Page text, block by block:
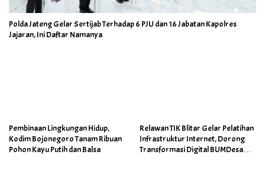
Polda Jateng Gelar Sertijab Terhadap 6 PJU dan 16 Jabatan Kapolres
Jajaran, Ini Daftar Namanya
Pembinaan Lingkungan Hidup,
Kodim Bojonegoro Tanam Ribuan
Pohon Kayu Putih dan Balsa
Relawan TIK Blitar Gelar Pelatihan
Infrastruktur Internet, Dorong
Transformasi Digital BUMDesa